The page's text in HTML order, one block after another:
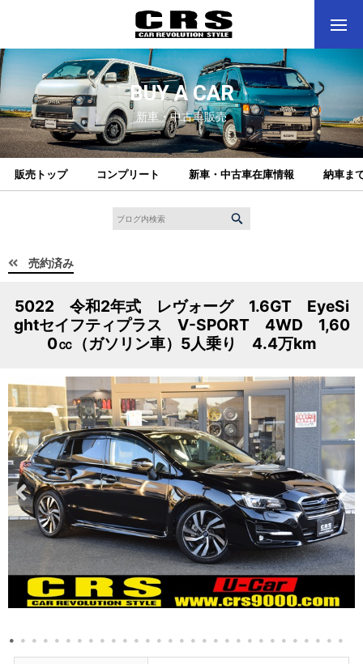
BUY A CAR
新車・中古車販売
販売トップ コンプリート 新車・中古車在庫情報 納車ま
売約済み
5022 令和2年式 レヴォーグ 1.6GT EyeSi
ghtセイフティプラス V-SPORT 4WD 1,60
0㏄（ガソリン車）5人乗り 4.4万km